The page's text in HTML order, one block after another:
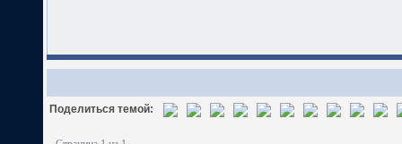
Поделиться темой: